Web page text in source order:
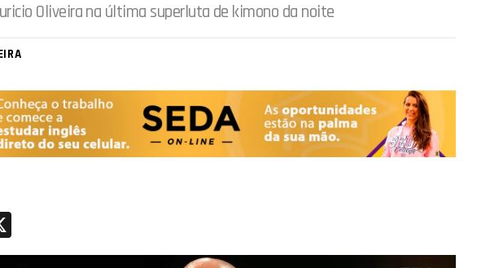
Oliveira na última superluta de kimono da noite